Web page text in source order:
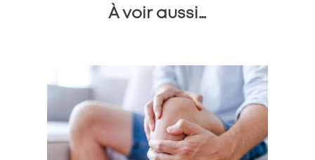
paris.com/pathologies/instabilite-de-la-
rotule/#instabilite-de-la-rotule-diagnostic
À voir aussi…